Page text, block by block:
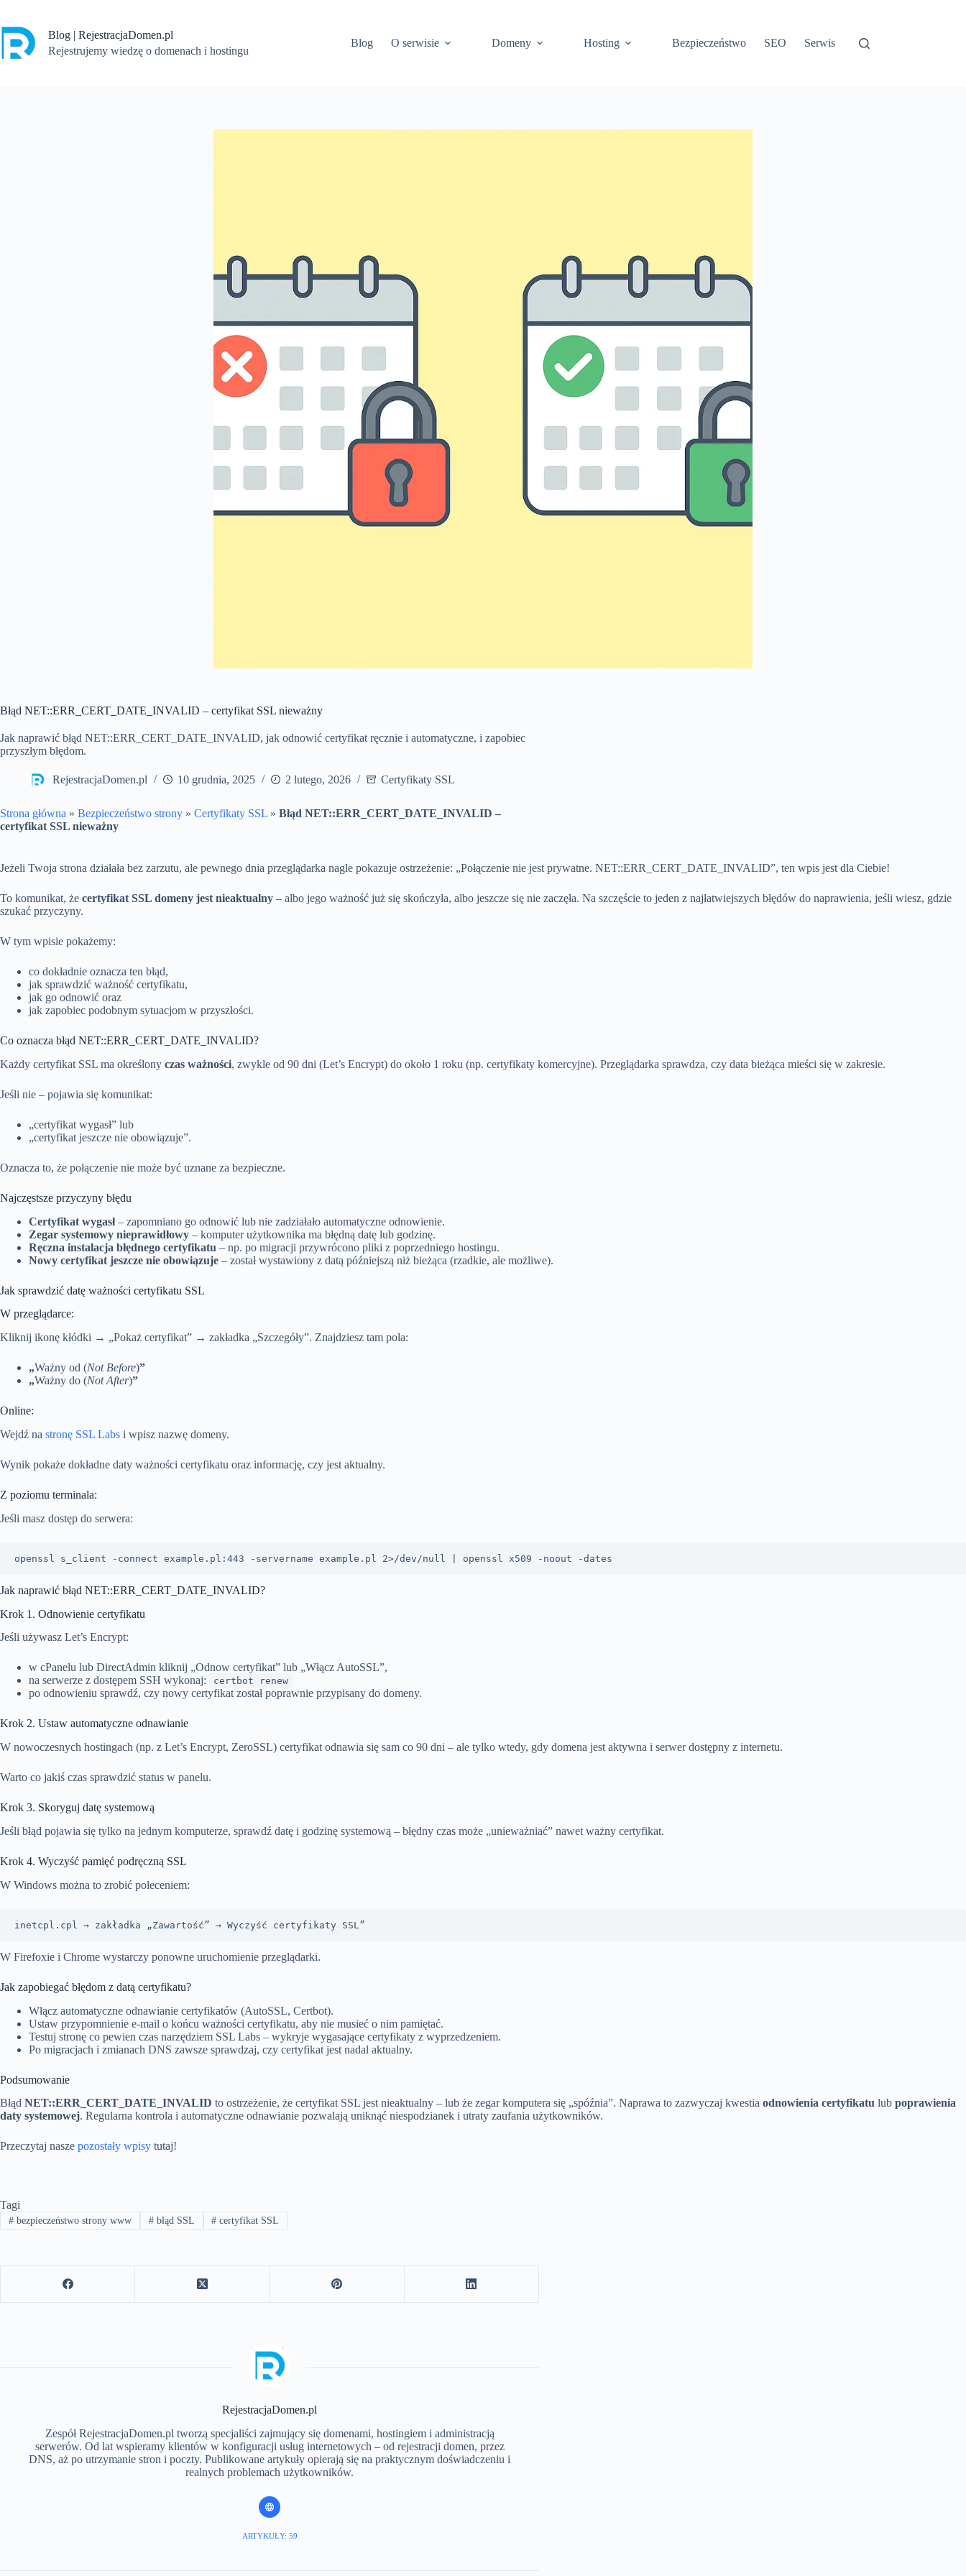
treści
Blog | RejestracjaDomen.pl
Rejestrujemy wiedzę o domenach i hostingu
Blog O serwisie Domeny Hosting Bezpieczeństwo SEO Serwis
Błąd NET::ERR_CERT_DATE_INVALID – certyfikat SSL nieważny
Jak naprawić błąd NET::ERR_CERT_DATE_INVALID, jak odnowić certyfikat ręcznie i automatyczne, i zapobiec
przyszłym błędom.
RejestracjaDomen.pl 10 grudnia, 2025 2 lutego, 2026 Certyfikaty SSL
Strona główna » Bezpieczeństwo strony » Certyfikaty SSL » Błąd NET::ERR_CERT_DATE_INVALID –
certyfikat SSL nieważny
Jeżeli Twoja strona działała bez zarzutu, ale pewnego dnia przeglądarka nagle pokazuje ostrzeżenie: „Połączenie nie jest prywatne. NET::ERR_CERT_DATE_INVALID”, ten wpis jest dla Ciebie!
To komunikat, że certyfikat SSL domeny jest nieaktualny – albo jego ważność już się skończyła, albo jeszcze się nie zaczęła. Na szczęście to jeden z najłatwiejszych błędów do naprawienia, jeśli wiesz, gdzie
szukać przyczyny.
W tym wpisie pokażemy:
co dokładnie oznacza ten błąd,
jak sprawdzić ważność certyfikatu,
jak go odnowić oraz
jak zapobiec podobnym sytuacjom w przyszłości.
Co oznacza błąd NET::ERR_CERT_DATE_INVALID?
Każdy certyfikat SSL ma określony czas ważności, zwykle od 90 dni (Let’s Encrypt) do około 1 roku (np. certyfikaty komercyjne). Przeglądarka sprawdza, czy data bieżąca mieści się w zakresie.
Jeśli nie – pojawia się komunikat:
„certyfikat wygasł” lub
„certyfikat jeszcze nie obowiązuje”.
Oznacza to, że połączenie nie może być uznane za bezpieczne.
Najczęstsze przyczyny błędu
Certyfikat wygasł– zapomniano go odnowić lub nie zadziałało automatyczne odnowienie.
Zegar systemowy nieprawidłowy – komputer użytkownika ma błędną datę lub godzinę.
Ręczna instalacja błędnego certyfikatu – np. po migracji przywrócono pliki z poprzedniego hostingu.
Nowy certyfikat jeszcze nie obowiązuje – został wystawiony z datą późniejszą niż bieżąca (rzadkie, ale możliwe).
Jak sprawdzić datę ważności certyfikatu SSL
W przeglądarce:
Kliknij ikonę kłódki → „Pokaż certyfikat” → zakładka „Szczegóły”. Znajdziesz tam pola:
„Ważny od (Not Before)”
„Ważny do (Not After)”
Online:
Wejdź na stronę SSL Labs i wpisz nazwę domeny.
Wynik pokaże dokładne daty ważności certyfikatu oraz informację, czy jest aktualny.
Z poziomu terminala:
Jeśli masz dostęp do serwera:
openssl s_client -connect example.pl:443 -servername example.pl 2>/dev/null | openssl x509 -noout -dates
Jak naprawić błąd NET::ERR_CERT_DATE_INVALID?
Krok 1. Odnowienie certyfikatu
Jeśli używasz Let’s Encrypt:
w cPanelu lub DirectAdmin kliknij „Odnow certyfikat” lub „Włącz AutoSSL”,
na serwerze z dostępem SSH wykonaj:
certbot renew
po odnowieniu sprawdź, czy nowy certyfikat został poprawnie przypisany do domeny.
Krok 2. Ustaw automatyczne odnawianie
W nowoczesnych hostingach (np. z Let’s Encrypt, ZeroSSL) certyfikat odnawia się sam co 90 dni – ale tylko wtedy, gdy domena jest aktywna i serwer dostępny z internetu.
Warto co jakiś czas sprawdzić status w panelu.
Krok 3. Skoryguj datę systemową
Jeśli błąd pojawia się tylko na jednym komputerze, sprawdź datę i godzinę systemową – błędny czas może „unieważniać” nawet ważny certyfikat.
Krok 4. Wyczyść pamięć podręczną SSL
W Windows można to zrobić poleceniem:
inetcpl.cpl → zakładka „Zawartość” → Wyczyść certyfikaty SSL”
W Firefoxie i Chrome wystarczy ponowne uruchomienie przeglądarki.
Jak zapobiegać błędom z datą certyfikatu?
Włącz automatyczne odnawianie certyfikatów (AutoSSL, Certbot).
Ustaw przypomnienie e-mail o końcu ważności certyfikatu, aby nie musieć o nim pamiętać.
Testuj stronę co pewien czas narzędziem SSL Labs – wykryje wygasające certyfikaty z wyprzedzeniem.
Po migracjach i zmianach DNS zawsze sprawdzaj, czy certyfikat jest nadal aktualny.
Podsumowanie
Błąd NET::ERR_CERT_DATE_INVALID to ostrzeżenie, że certyfikat SSL jest nieaktualny – lub że zegar komputera się „spóźnia”. Naprawa to zazwyczaj kwestia odnowienia certyfikatu lub poprawienia
daty systemowej. Regularna kontrola i automatyczne odnawianie pozwalają uniknąć niespodzianek i utraty zaufania użytkowników.
Przeczytaj nasze pozostały wpisy tutaj!
Tagi
#bezpieczeństwo strony www #błąd SSL # certyfikat SSL
RejestracjaDomen.pl
Zespół RejestracjaDomen.pl tworzą specjaliści zajmujący się domenami, hostingiem i administracją
serwerów. Od lat wspieramy klientów w konfiguracji usług internetowych – od rejestracji domen, przez
DNS, aż po utrzymanie stron i poczty. Publikowane artykuły opierają się na praktycznym doświadczeniu i
realnych problemach użytkowników.
ARTYKUŁY: 59